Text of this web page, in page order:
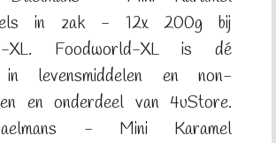
in zak - 12x 200g bij
XL. Foodworld-XL is dé
in levensmiddelen en non-
en onderdeel van 4uStore.
- Mini Karamel